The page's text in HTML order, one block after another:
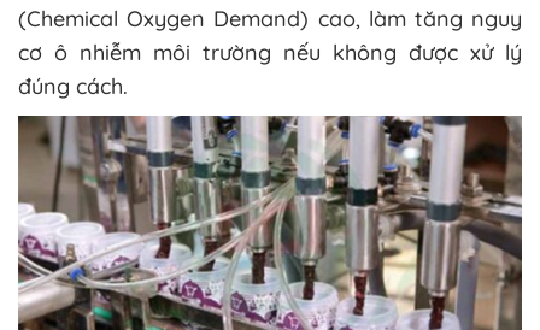
(Chemical Oxygen Demand) cao, làm tăng nguy
cơ ô nhiễm môi trường nếu không được xử lý
đúng cách.